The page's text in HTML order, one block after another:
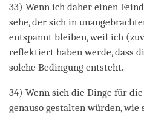
33) Wenn ich daher einen
sehe, der sich in
entspannt bleiben, weil ich
reflektiert haben werde, dass
solche Bedingung entsteht.
34) Wenn sich die Dinge für
genauso gestalten würden, wie